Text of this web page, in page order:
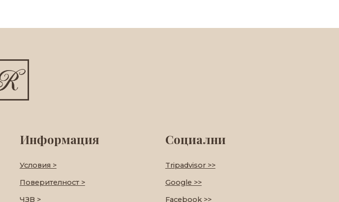
Информация
Условия >
Поверителност >
ЧЗВ >
Социални
Tripadvisor >>
Google >>
Facebook >>